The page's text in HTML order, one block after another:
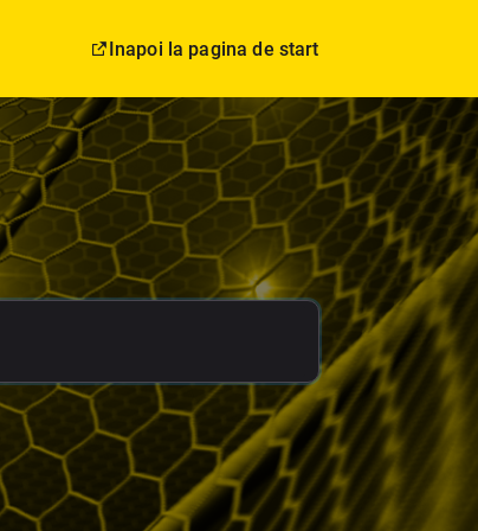
Inapoi la pagina de start